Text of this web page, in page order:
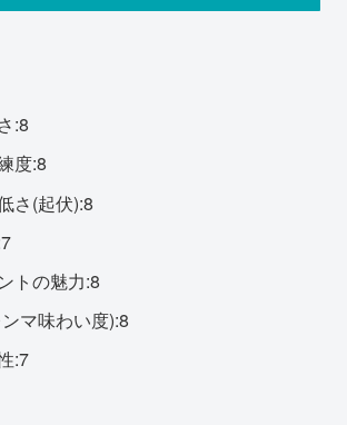
:8
度:8
さ(起伏):8
トの魅力:8
マ味わい度):8
:7